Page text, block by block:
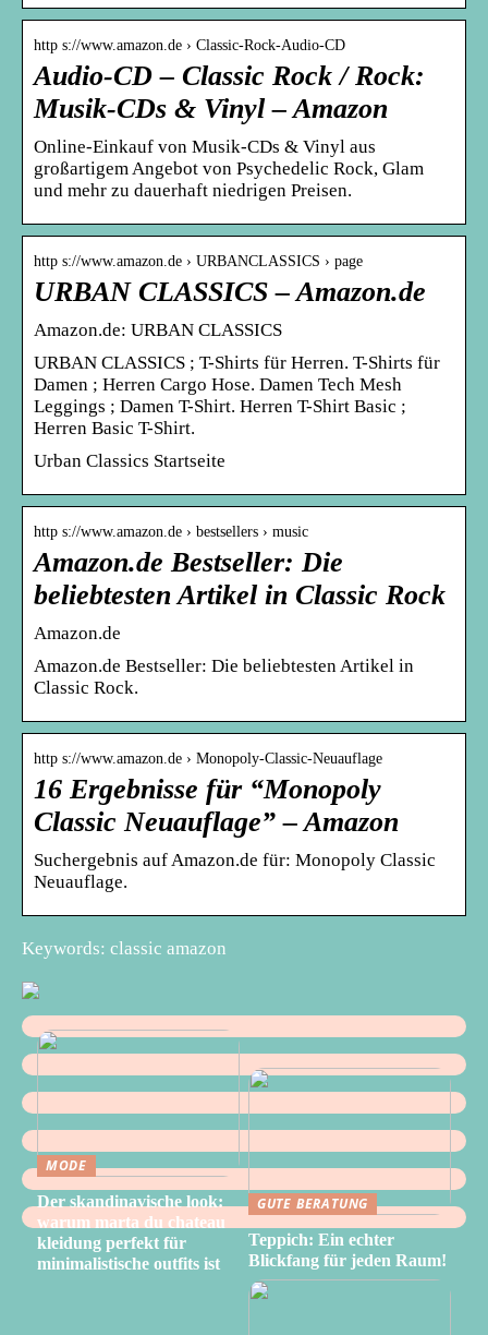
http s://www.amazon.de › Classic-Rock-Audio-CD
Audio-CD – Classic Rock / Rock:
Musik-CDs & Vinyl – Amazon
Online-Einkauf von Musik-CDs & Vinyl aus
großartigem Angebot von Psychedelic Rock, Glam
und mehr zu dauerhaft niedrigen Preisen.
http s://www.amazon.de › URBANCLASSICS › page
URBAN CLASSICS – Amazon.de
Amazon.de: URBAN CLASSICS
URBAN CLASSICS ; T-Shirts für Herren. T-Shirts für
Damen ; Herren Cargo Hose. Damen Tech Mesh
Leggings ; Damen T-Shirt. Herren T-Shirt Basic ;
Herren Basic T-Shirt.
Urban Classics Startseite
http s://www.amazon.de › bestsellers › music
Amazon.de Bestseller: Die
beliebtesten Artikel in Classic Rock
Amazon.de
Amazon.de Bestseller: Die beliebtesten Artikel in
Classic Rock.
http s://www.amazon.de › Monopoly-Classic-Neuauflage
16 Ergebnisse für “Monopoly
Classic Neuauflage” – Amazon
Suchergebnis auf Amazon.de für: Monopoly Classic
Neuauflage.
Keywords: classic amazon
MODE
Der skandinavische look:
warum marta du chateau
kleidung perfekt für
minimalistische outfits ist
GUTE BERATUNG
Teppich: Ein echter
Blickfang für jeden Raum!